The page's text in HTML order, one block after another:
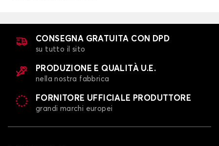
CONSEGNA GRATUITA CON DPD
su tutto il sito
PRODUZIONE E QUALITÀ U.E.
nella nostra fabbrica
FORNITORE UFFICIALE PRODUTTORE
grandi marchi europei